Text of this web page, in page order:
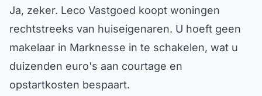
Ja, zeker. Leco Vastgoed koopt woningen
rechtstreeks van huiseigenaren. U hoeft geen
makelaar in Marknesse in te schakelen, wat u
duizenden euro's aan courtage en
opstartkosten bespaart.